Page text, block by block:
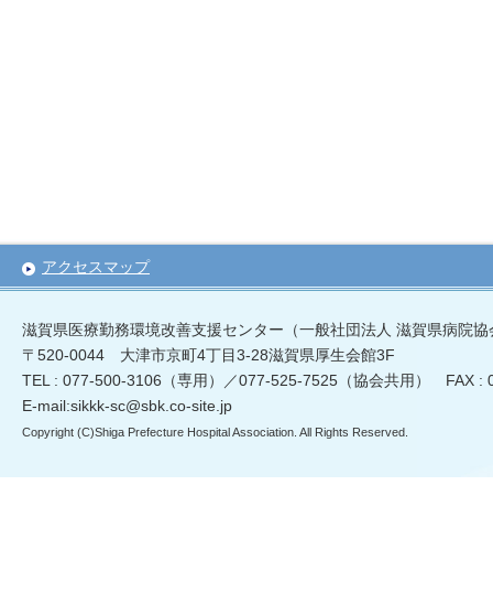
アクセスマップ
滋賀県医療勤務環境改善支援センター（一般社団法人 滋賀県病院協
〒520-0044 大津市京町4丁目3-28滋賀県厚生会館3F
TEL : 077-500-3106（専用）／077-525-7525（協会共用） FAX :
E-mail:sikkk-sc@sbk.co-site.jp
Copyright (C)Shiga Prefecture Hospital Association. All Rights Reserved.